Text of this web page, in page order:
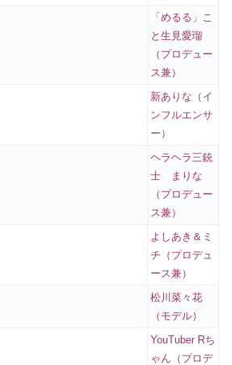
「めるる」こ
と生見愛瑠
（プロデュー
ス兼）
新ありな（イ
ンフルエンサ
ー）
ヘラヘラ三銃
士 まりな
（プロデュー
ス兼）
よしあき＆ミ
チ（プロデュ
ース兼）
松川菜々花
（モデル）
YouTuber Rち
ゃん（プロデ